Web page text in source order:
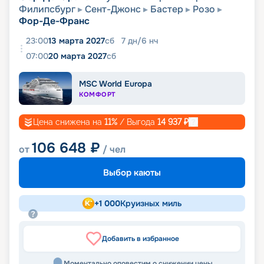
Филипсбург
Сент-Джонс Бастер
Розо
Фор-Де-Франс
23:0013 марта 2027сб 7 дн/6 нч
07:0020 марта 2027сб
MSC World Europa
КОМФОРТ
Цена снижена на 11% / Выгода 14 937₽
от106 648 ₽ / чел
Выбор каюты
+1 000Круизных миль
Добавить в избранное